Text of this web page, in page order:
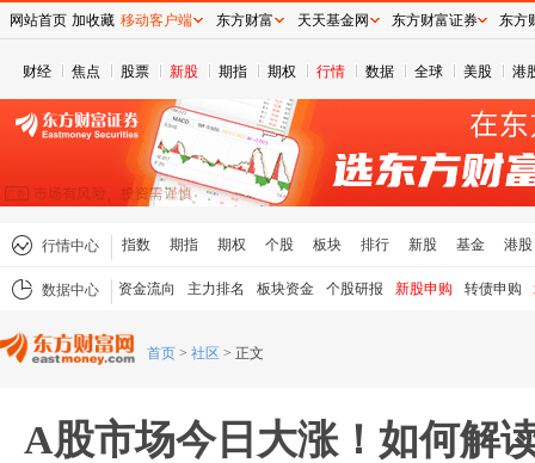
财经 焦点 股票 新股 期指 期权 行情 数据 全球 美股 港
行情中心 指数 期指 期权 个股 板块 排行 新股 基金 港股
数据中心 资金流向 主力排名 板块资金 个股研报 新股申购 转债申购
首页 > 社区 > 正文
A股市场今日大涨！如何解
网站首页 加收藏 移动客户端 东方财富 天天基金网 东方财富证券 东方